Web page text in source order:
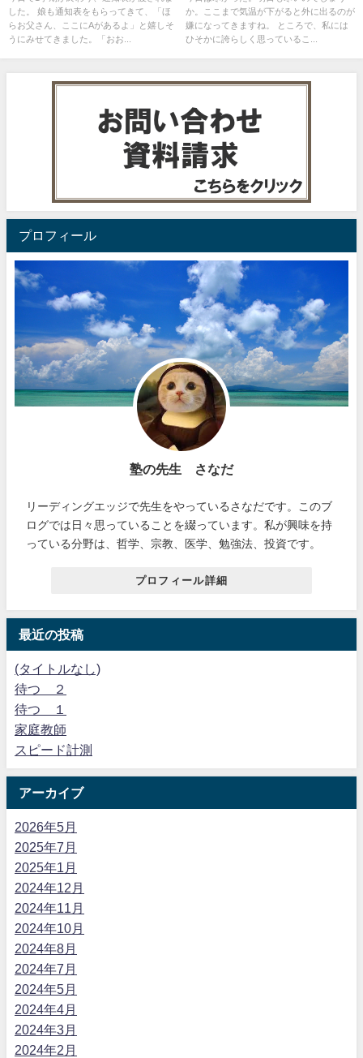
した。 娘も通知表をもらってきて、「ほ
らお父さん、ここにAがあるよ」と嬉しそ
うにみせてきました。「おお...
か。ここまで気温が下がると外に出るのが
嫌になってきますね。 ところで、私には
ひそかに誇らしく思っているこ...
プロフィール
塾の先生 さなだ
リーディングエッジで先生をやっているさなだです。このブ
ログでは日々思っていることを綴っています。私が興味を持
っている分野は、哲学、宗教、医学、勉強法、投資です。
プロフィール詳細
最近の投稿
(タイトルなし)
待つ ２
待つ １
家庭教師
スピード計測
アーカイブ
2026年5月
2025年7月
2025年1月
2024年12月
2024年11月
2024年10月
2024年8月
2024年7月
2024年5月
2024年4月
2024年3月
2024年2月